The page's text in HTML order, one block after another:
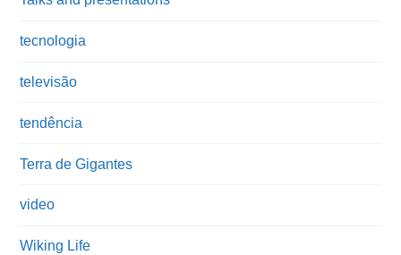
tecnologia
televisão
tendência
Terra de Gigantes
video
Wiking Life